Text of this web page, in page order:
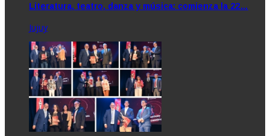
Literatura, teatro, danza y música: comienza la 22…
Jujuy